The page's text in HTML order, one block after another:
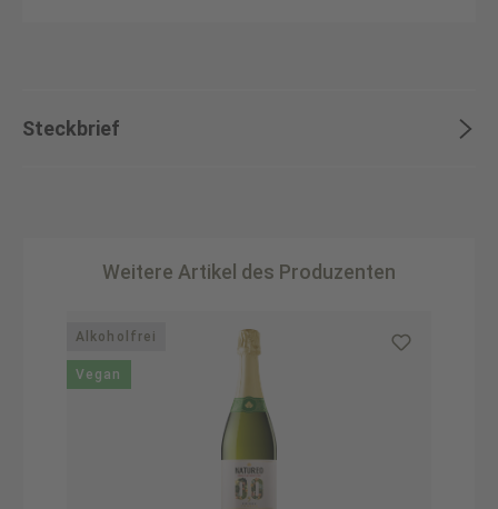
Steckbrief
Weitere Artikel des Produzenten
Alkoholfrei
Vegan